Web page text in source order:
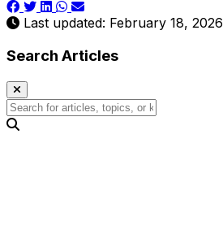
Last updated: February 18, 2026
Search Articles